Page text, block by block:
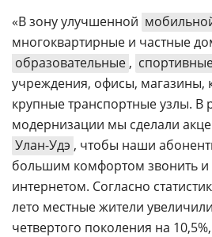
«В зону улучшенной
многоквартирные и частные
образовательные ,
учреждения, офисы, магазины,
крупные транспортные узлы. В
модернизации мы сделали
Улан-Удэ , чтобы наши
большим комфортом звонить и
интернетом. Согласно
лето местные жители
четвертого поколения на